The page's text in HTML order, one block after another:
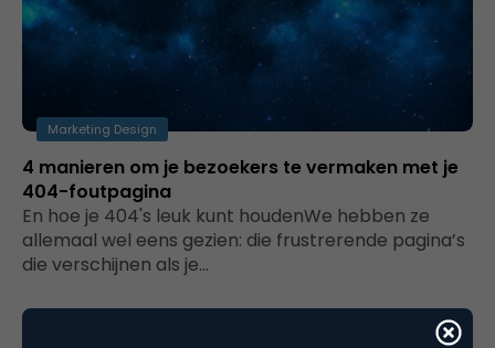
Marketing Design
4 manieren om je bezoekers te vermaken met je
404-foutpagina
En hoe je 404's leuk kunt houdenWe hebben ze
allemaal wel eens gezien: die frustrerende pagina’s
die verschijnen als je…